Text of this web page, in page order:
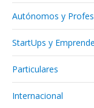
Autónomos y
StartUps y
Particulares
Internacional